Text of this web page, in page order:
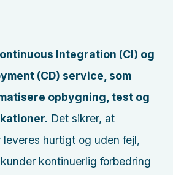
Integration (CI) og
(CD) service, som
opbygning, test og
Det sikrer, at
hurtigt og uden fejl,
kontinuerlig forbedring